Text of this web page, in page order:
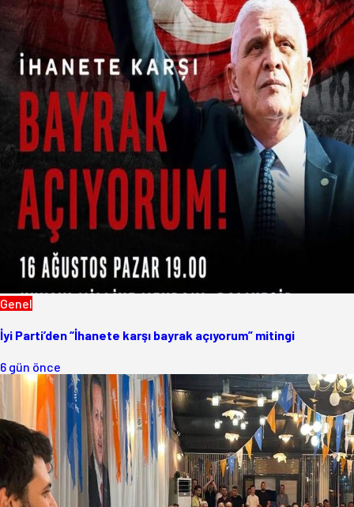
Genel
İyi Parti’den “İhanete karşı bayrak açıyorum” mitingi
6 gün önce